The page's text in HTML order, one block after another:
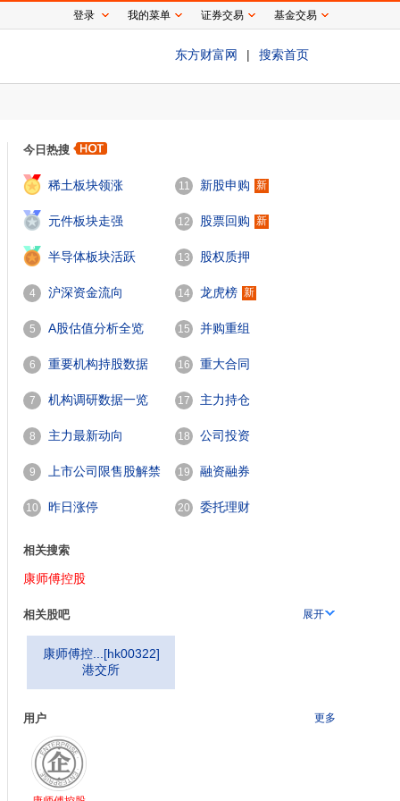
东方财富网 | 搜索首页
今日热搜
稀土板块领涨
2
元件板块走强
3
半导体板块活跃
4 沪深资金流向
5 A股估值分析全览
6 重要机构持股数据
7 机构调研数据一览
8 主力最新动向
9 上市公司限售股解禁
一览
10 昨日涨停
11 新股申购 新
12 股票回购 新
13 股权质押
14 龙虎榜 新
15 并购重组
16 重大合同
17 主力持仓
18 公司投资
19 融资融券
20 委托理财
相关搜索
康师傅控股
相关股吧 展开
康师傅控... [hk00322]
港交所
用户 更多
登录 我的菜单 证券交易 基金交易